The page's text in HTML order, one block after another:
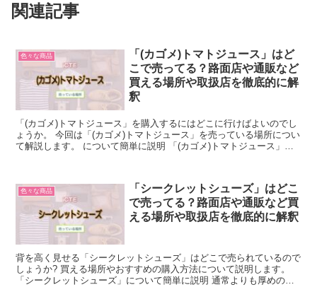
関連記事
色々な商品
「(カゴメ)トマトジュース」はど
こで売ってる？路面店や通販など
買える場所や取扱店を徹底的に解
釈
「(カゴメ)トマトジュース」を購入するにはどこに行けばよいのでし
ょうか。 今回は「(カゴメ)トマトジュース」を売っている場所につい
て解説します。 について簡単に説明 「(カゴメ)トマトジュース」
色々な商品
「シークレットシューズ」はどこ
で売ってる？路面店や通販など買
える場所や取扱店を徹底的に解釈
背を高く見せる「シークレットシューズ」はどこで売られているので
しょうか? 買える場所やおすすめの購入方法について説明します。
「シークレットシューズ」について簡単に説明 通常よりも厚めのイ